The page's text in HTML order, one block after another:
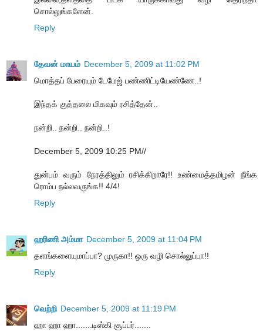
சொல்லுங்களேன்.
Reply
தேவன் மாயம் December 5, 2009 at 11:02 PM
மொத்தப் பேரையும் டேமேஜ் பண்ணிட்டியேண்ணே..!
இந்தக் குத்தலை மிகவும் ரசித்தேன்..
நன்றி.. நன்றி.. நன்றி..!
December 5, 2009 10:25 PM//
துன்பம் வரும் நேரத்திலும் ரசிக்கிறாரே!! உண்மைத்தமிழன் நீங்க
ரொம்ப நல்லவருங்க!! 4/4!
Reply
ஹரிணி அம்மா December 5, 2009 at 11:04 PM
தளங்களையுமாப்பா? முருகா!! ஒரு வழி சொல்லுப்பா!!
Reply
வெற்றி December 5, 2009 at 11:19 PM
ஹா ஹா ஹா.......டிஸ்கி சூப்பர்.......